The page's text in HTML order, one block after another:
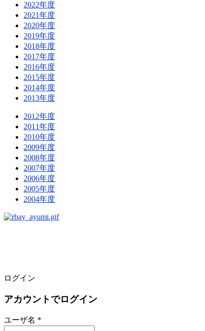
2022年度
2021年度
2020年度
2019年度
2018年度
2017年度
2016年度
2015年度
2014年度
2013年度
2012年度
2011年度
2010年度
2009年度
2008年度
2007年度
2006年度
2005年度
2004年度
ログイン
アカウントでログイン
ユーザ名 *